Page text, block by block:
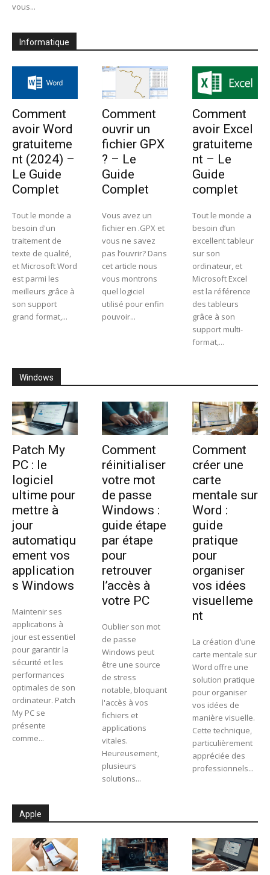
vous...
Informatique
Comment
avoir Word
gratuiteme
nt (2024) –
Le Guide
Complet
Tout le monde a
besoin d'un
traitement de
texte de qualité,
et Microsoft Word
est parmi les
meilleurs grâce à
son support
grand format,...
Comment
ouvrir un
fichier GPX
? – Le
Guide
Complet
Vous avez un
fichier en .GPX et
vous ne savez
pas l’ouvrir? Dans
cet article nous
vous montrons
quel logiciel
utilisé pour enfin
pouvoir...
Comment
avoir Excel
gratuiteme
nt – Le
Guide
complet
Tout le monde a
besoin d’un
excellent tableur
sur son
ordinateur, et
Microsoft Excel
est la référence
des tableurs
grâce à son
support multi-
format,...
Windows
Patch My
PC : le
logiciel
ultime pour
mettre à
jour
automatiqu
ement vos
application
s Windows
Maintenir ses
applications à
jour est essentiel
pour garantir la
sécurité et les
performances
optimales de son
ordinateur. Patch
My PC se
présente
comme...
Comment
réinitialiser
votre mot
de passe
Windows :
guide étape
par étape
pour
retrouver
l’accès à
votre PC
Oublier son mot
de passe
Windows peut
être une source
de stress
notable, bloquant
l'accès à vos
fichiers et
applications
vitales.
Heureusement,
plusieurs
solutions...
Comment
créer une
carte
mentale sur
Word :
guide
pratique
pour
organiser
vos idées
visuelleme
nt
La création d'une
carte mentale sur
Word offre une
solution pratique
pour organiser
vos idées de
manière visuelle.
Cette technique,
particulièrement
appréciée des
professionnels...
Apple